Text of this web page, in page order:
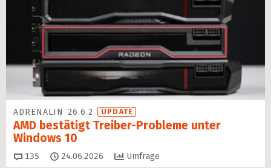
ADRENALIN 26.6.2 UPDATE
AMD bestätigt Treiber-Probleme unter
Windows 10
135 Kommentare
24.06.2026 Umfrage